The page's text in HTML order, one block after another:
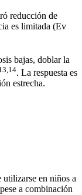
reducción de
es limitada (Ev
bajas, doblar la
. La respuesta es
estrecha.
en niños a
a combinación